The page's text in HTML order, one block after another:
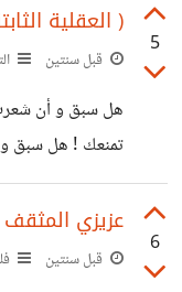
ضياعاً ! بعد سُجن
سجن في العالم (
5
( العقلية
قبل سنتين
هل سبق و أن
تمنعك ! هل سبق و
لازالت تراودك
الثابتة ) !
شيء جديد و
6
عزيزي
قبل سنتين